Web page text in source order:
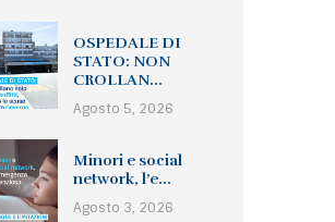
OSPEDALE DI
STATO: NON
CROLLAN...
Agosto 5, 2026
Minori e social
network, l’e...
Agosto 3, 2026